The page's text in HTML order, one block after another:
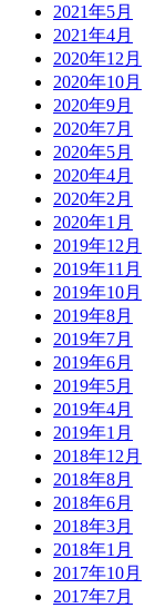
2021年5月
2021年4月
2020年12月
2020年10月
2020年9月
2020年7月
2020年5月
2020年4月
2020年2月
2020年1月
2019年12月
2019年11月
2019年10月
2019年8月
2019年7月
2019年6月
2019年5月
2019年4月
2019年1月
2018年12月
2018年8月
2018年6月
2018年3月
2018年1月
2017年10月
2017年7月